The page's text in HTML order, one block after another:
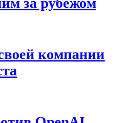
за рубежом
компании